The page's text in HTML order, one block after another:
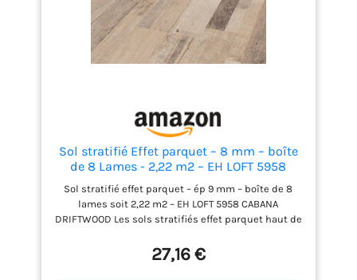
Sol stratifié Effet parquet – 8 mm – boîte
de 8 Lames - 2,22 m2 – EH LOFT 5958
Cabana Driftwood
Sol stratifié effet parquet – ép 9 mm – boîte de 8
lames soit 2,22 m2 – EH LOFT 5958 CABANA
DRIFTWOOD Les sols stratifiés effet parquet haut de
décennies, Notre Conseil : n'oubliez pas d'ajouter
5% à la surface de votre pièce pour les chutes,
27,16 €